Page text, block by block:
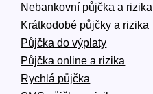
Nebankovní půjčka a rizika
Krátkodobé půjčky a rizika
Půjčka do výplaty
Půjčka online a rizika
Rychlá půjčka